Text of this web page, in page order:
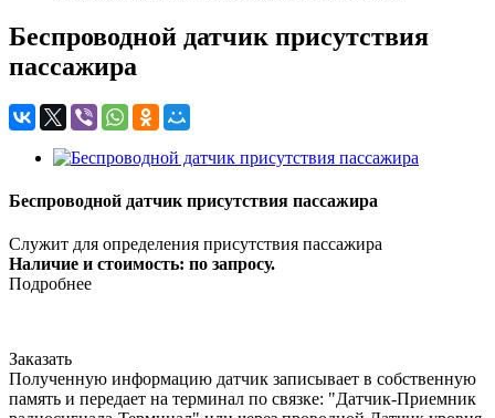
Беспроводной датчик присутствия
пассажира
Беспроводной датчик присутствия пассажира
Служит для определения присутствия пассажира
Наличие и стоимость: по запросу.
Подробнее
Заказать
Полученную информацию датчик записывает в собственную
память и передает на терминал по связке: "Датчик-Приемник